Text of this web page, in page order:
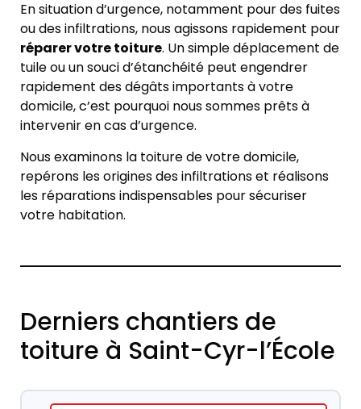
En situation d’urgence, notamment pour des fuites
ou des infiltrations, nous agissons rapidement pour
réparer votre toiture. Un simple déplacement de
tuile ou un souci d’étanchéité peut engendrer
rapidement des dégâts importants à votre
domicile, c’est pourquoi nous sommes prêts à
intervenir en cas d’urgence.
Nous examinons la toiture de votre domicile,
repérons les origines des infiltrations et réalisons
les réparations indispensables pour sécuriser
votre habitation.
Derniers chantiers de
toiture à Saint-Cyr-l’École